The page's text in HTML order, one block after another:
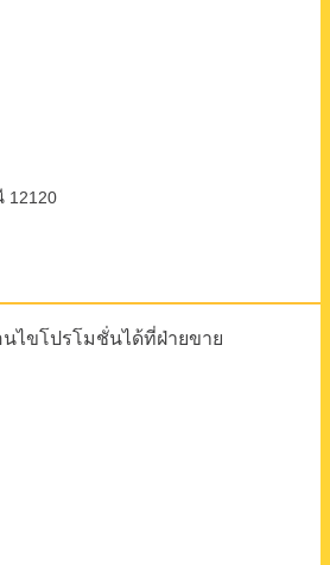
12120
นไขโปรโมชั่นได้ที่ฝ่ายขาย